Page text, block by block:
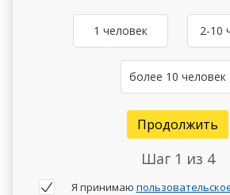
1 человек 2-10
более 10 человек
Продолжить
Шаг 1 из 4
Я принимаю